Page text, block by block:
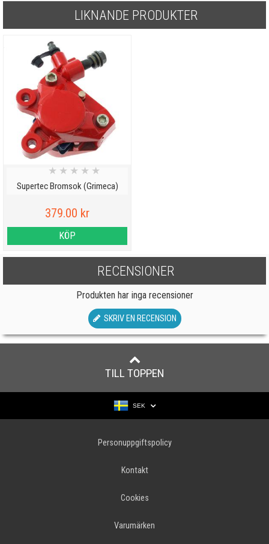
LIKNANDE PRODUKTER
Supertec Bromsok (Grimeca)
★ ★ ★ ★ ★
379.00 kr
KÖP
RECENSIONER
Produkten har inga recensioner
SKRIV EN RECENSION
TILL TOPPEN
SEK
Personuppgiftspolicy
Kontakt
Cookies
Varumärken